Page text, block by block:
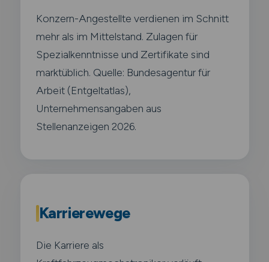
Konzern-Angestellte verdienen im Schnitt
mehr als im Mittelstand. Zulagen für
Spezialkenntnisse und Zertifikate sind
marktüblich. Quelle: Bundesagentur für
Arbeit (Entgeltatlas),
Unternehmensangaben aus
Stellenanzeigen 2026.
Karrierewege
Die Karriere als